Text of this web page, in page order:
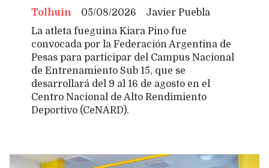
Javier Puebla
Tolhuin
05/08/2026
La atleta fueguina Kiara Pino fue
convocada por la Federación Argentina de
Pesas para participar del Campus Nacional
de Entrenamiento Sub 15, que se
desarrollará del 9 al 16 de agosto en el
Centro Nacional de Alto Rendimiento
Deportivo (CeNARD).